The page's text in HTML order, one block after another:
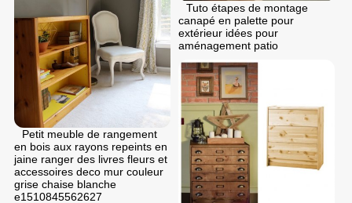
Tuto étapes de montage
canapé en palette pour
extérieur idées pour
aménagement patio
Petit meuble de rangement
en bois aux rayons repeints en
jaine ranger des livres fleurs et
accessoires deco mur couleur
grise chaise blanche
e1510845562627